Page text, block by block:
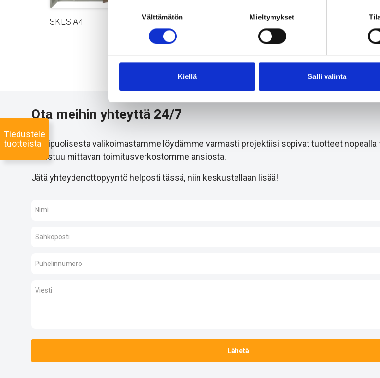
Suostumuksen
Välttämätön Mieltymykset
Kiellä Salli valinta
SKLS A4
Ota meihin yhteyttä 24/7
Monipuolisesta valikoimastamme löydämme varmasti projektiisi sopivat tuotteet
onnistuu mittavan toimitusverkostomme ansiosta.
Jätä yhteydenottopyyntö helposti tässä, niin keskustellaan lisää!
Tiedustele
tuotteista